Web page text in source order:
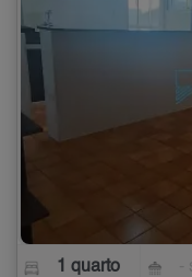
1 quarto